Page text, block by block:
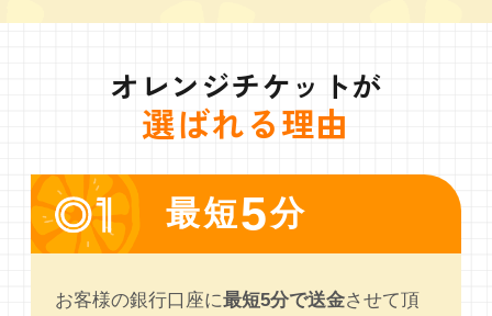
オレンジチケットが
選ばれる理由
最短5分
お客様の銀行口座に最短5分で送金させて頂